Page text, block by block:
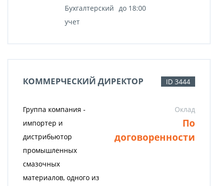
Бухгалтерский
учет
до 18:00
КОММЕРЧЕСКИЙ ДИРЕКТОР ID 3444
Группа компания -
импортер и
дистрибьютор
промышленных
смазочных
материалов, одного из
Оклад
По
договоренности